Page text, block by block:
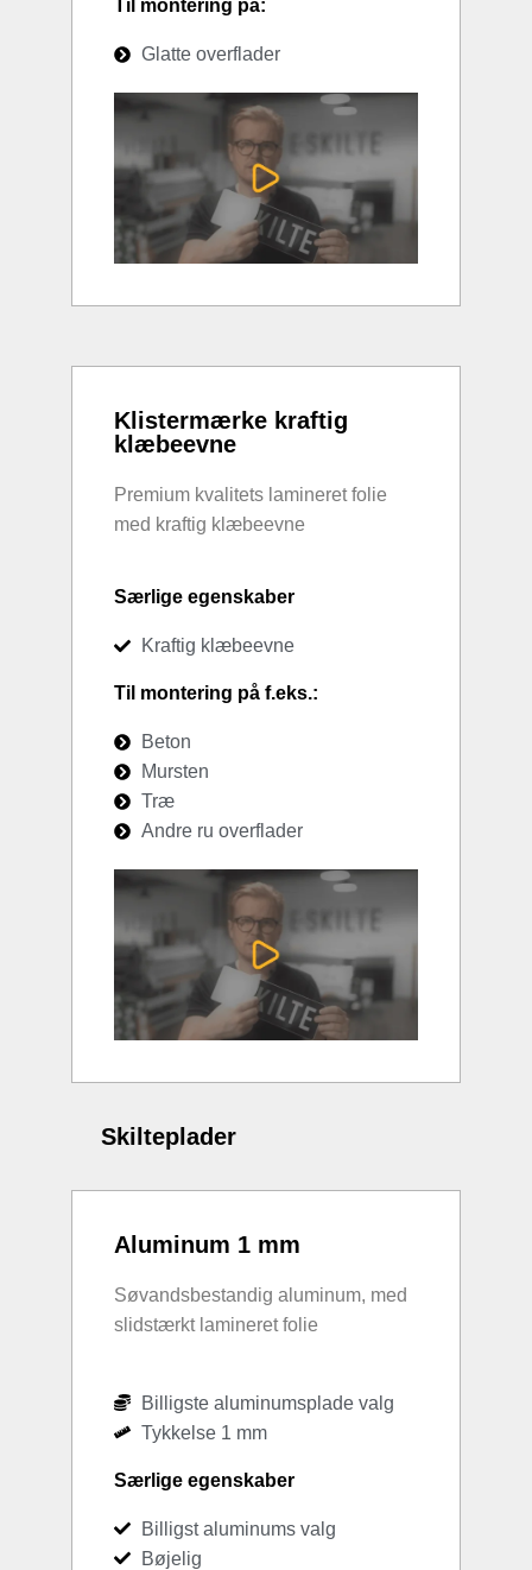
Til montering på:
Glatte overflader
Klistermærke kraftig
klæbeevne
Premium kvalitets lamineret folie
med kraftig klæbeevne
Særlige egenskaber
Kraftig klæbeevne
Til montering på f.eks.:
Beton
Mursten
Træ
Andre ru overflader
Skilteplader
Aluminum 1 mm
Søvandsbestandig aluminum, med
slidstærkt lamineret folie
Billigste aluminumsplade valg
Tykkelse 1 mm
Særlige egenskaber
Billigst aluminums valg
Bøjelig